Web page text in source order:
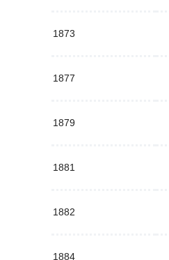
1873
1877
1879
1881
1882
1884